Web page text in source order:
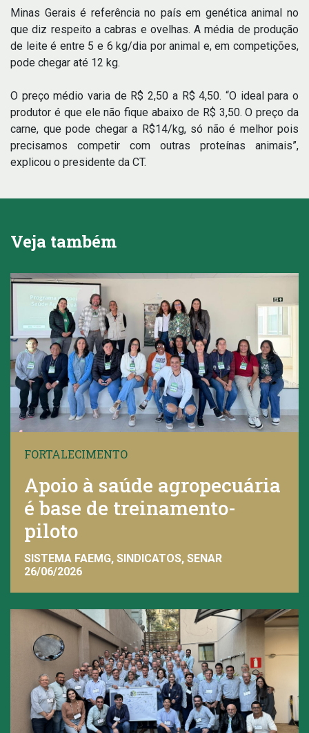
Minas Gerais é referência no país em genética animal no
que diz respeito a cabras e ovelhas. A média de produção
de leite é entre 5 e 6 kg/dia por animal e, em competições,
pode chegar até 12 kg.
O preço médio varia de R$ 2,50 a R$ 4,50. “O ideal para o
produtor é que ele não fique abaixo de R$ 3,50. O preço da
carne, que pode chegar a R$14/kg, só não é melhor pois
precisamos competir com outras proteínas animais”,
explicou o presidente da CT.
Veja também
FORTALECIMENTO
Apoio à saúde agropecuária
é base de treinamento-
piloto
SISTEMA FAEMG, SINDICATOS, SENAR
26/06/2026